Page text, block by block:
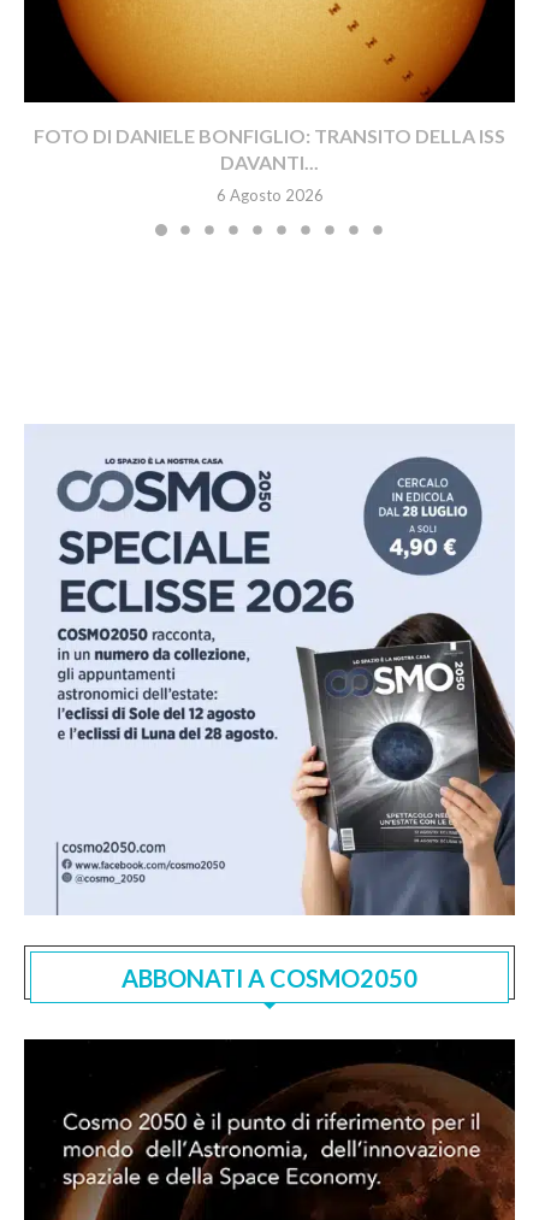
FOTO DI DANIELE BONFIGLIO: TRANSITO DELLA ISS
DAVANTI...
6 Agosto 2026
ABBONATI A COSMO2050